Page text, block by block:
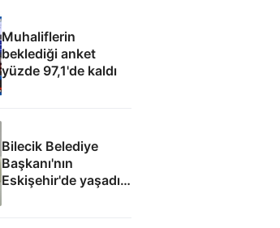
Muhaliflerin
beklediği anket
yüzde 97,1'de kaldı
Bilecik Belediye
Başkanı'nın
Eskişehir'de yaşadığı